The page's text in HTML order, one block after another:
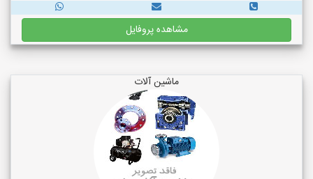
مشاهده پروفایل
ماشین آلات